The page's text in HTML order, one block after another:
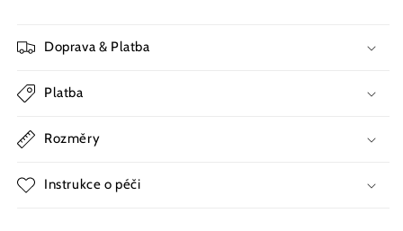
Doprava & Platba
Platba
Rozměry
Instrukce o péči